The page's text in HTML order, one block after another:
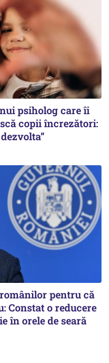
psiholog care îi
copii încrezători:
pentru că
Constat o reducere
în orele de seară